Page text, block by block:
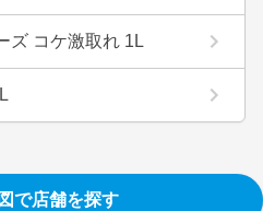
ズ コケ激取れ 1L
で店舗を探す